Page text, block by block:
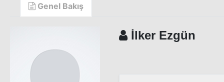
Genel Bakış
İlker Ezgün